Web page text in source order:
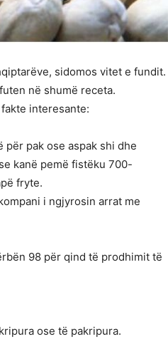
sidomos vitet e fundit.
në shumë receta.
interesante:
pak ose aspak shi dhe
kanë pemë fistëku 700-
fryte.
i ngjyrosin arrat me
98 për qind të prodhimit të
ose të pakripura.